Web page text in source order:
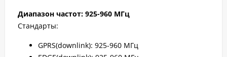
Диапазон частот: 925-960 МГц
Стандарты:
GPRS(downlink): 925-960 МГц